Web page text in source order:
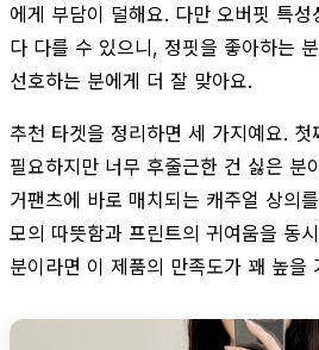
에게 부담이 덜해요. 다만 오버핏 특
다 다를 수 있으니, 정핏을 좋아하는
선호하는 분에게 더 잘 맞아요.
추천 타겟을 정리하면 세 가지예요.
필요하지만 너무 후줄근한 건 싫은 분
거팬츠에 바로 매치되는 캐주얼 상의
모의 따뜻함과 프린트의 귀여움을 동
분이라면 이 제품의 만족도가 꽤 높을